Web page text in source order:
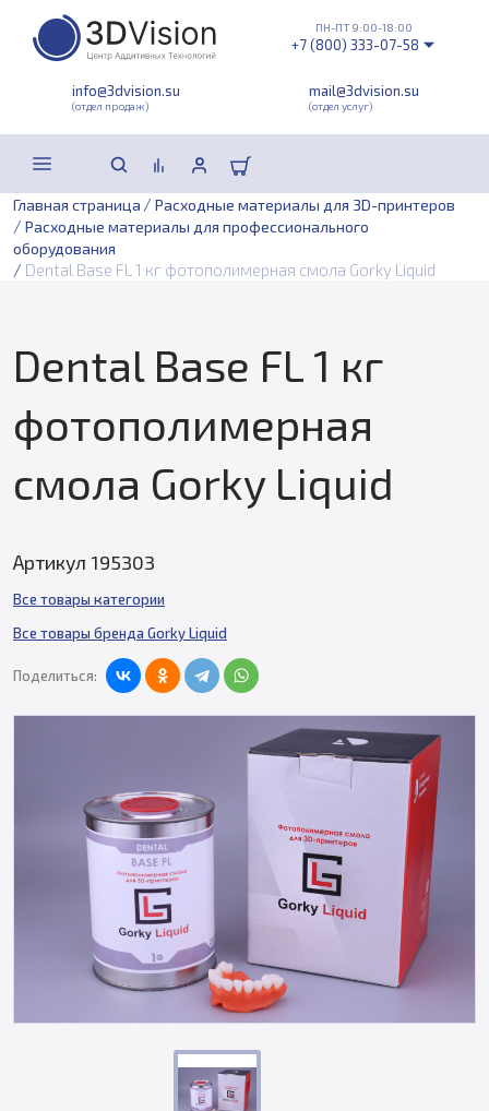
info@3dvision.su
(отдел продаж)
mail@3dvision.su
(отдел услуг)
ПН-ПТ 9:00-18:00
+7 (800) 333-07-58
Главная страница / Расходные материалы для 3D-принтеров
/ Расходные материалы для профессионального
оборудования
/ Dental Base FL 1 кг фотополимерная смола Gorky Liquid
Dental Base FL 1 кг
фотополимерная
смола Gorky Liquid
Артикул 195303
Все товары категории
Все товары бренда Gorky Liquid
Поделиться: